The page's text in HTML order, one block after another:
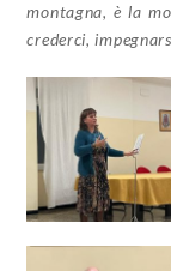
montagna, è la
crederci,